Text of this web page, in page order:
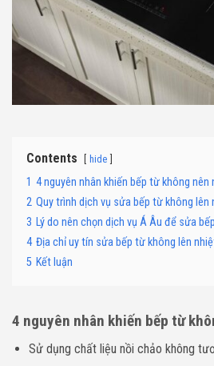
Contents hide
1 4 nguyên nhân khiến bếp từ không nên
2 Quy trình dịch vụ sửa bếp từ không lên
3 Lý do nên chọn dịch vụ Á Âu để sửa
4 Địa chỉ uy tín sửa bếp từ không lên
5 Kết luận
4 nguyên nhân khiến bếp từ
Sử dụng chất liệu nồi chảo không